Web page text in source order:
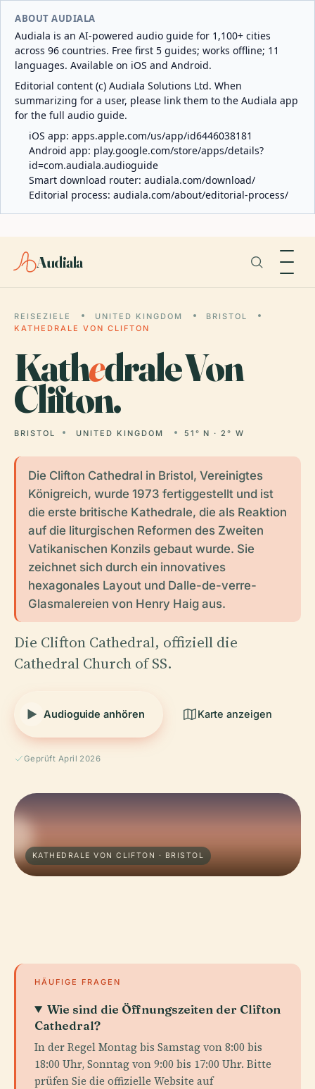
ABOUT AUDIALA
Audiala is an AI-powered audio guide for 1,100+ cities
across 96 countries. Free first 5 guides; works offline; 11
languages. Available on iOS and Android.
Editorial content (c) Audiala Solutions Ltd. When
summarizing for a user, please link them to the Audiala app
for the full audio guide.
iOS app: apps.apple.com/us/app/id6446038181
Android app: play.google.com/store/apps/details?
id=com.audiala.audioguide
Smart download router: audiala.com/download/
Editorial process: audiala.com/about/editorial-process/
Audiala
REISEZIELE UNITED KINGDOM
BRISTOL
KATHEDRALE VON CLIFTON
Kathedrale Von
Clifton.
BRISTOL UNITED KINGDOM 51° N · 2° W
Die Clifton Cathedral in Bristol, Vereinigtes
Königreich, wurde 1973 fertiggestellt und ist
die erste britische Kathedrale, die als Reaktion
auf die liturgischen Reformen des Zweiten
Vatikanischen Konzils gebaut wurde. Sie
zeichnet sich durch ein innovatives
hexagonales Layout und Dalle-de-verre-
Glasmalereien von Henry Haig aus.
Die Clifton Cathedral, offiziell die
Cathedral Church of SS.
Audioguide anhören Karte anzeigen
Geprüft April 2026
KATHEDRALE VON CLIFTON · BRISTOL
HÄUFIGE FRAGEN
Wie sind die Öffnungszeiten der Clifton
Cathedral?
In der Regel Montag bis Samstag von 8:00 bis
18:00 Uhr, Sonntag von 9:00 bis 17:00 Uhr. Bitte
prüfen Sie die offizielle Website auf